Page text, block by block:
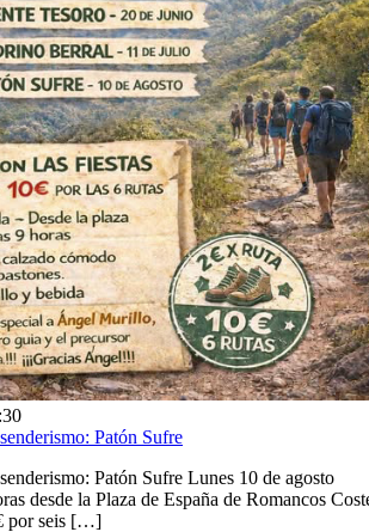
Patón Sufre
Patón Sufre Lunes 10 de agosto
desde la Plaza de España de Romancos
por seis […]